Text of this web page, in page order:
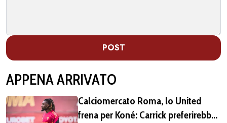
POST
APPENA ARRIVATO
Calciomercato Roma, lo United
frena per Koné: Carrick preferirebbe